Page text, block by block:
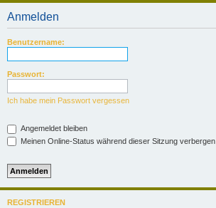
Anmelden
Benutzername:
Passwort:
Ich habe mein Passwort vergessen
Angemeldet bleiben
Meinen Online-Status während dieser Sitzung verbergen
REGISTRIEREN